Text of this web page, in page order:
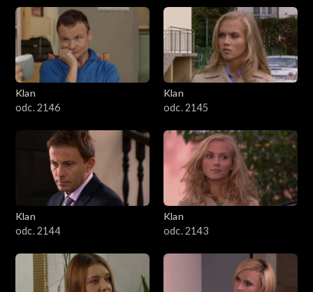
Klan
odc. 2146
Klan
odc. 2145
Klan
odc. 2144
Klan
odc. 2143